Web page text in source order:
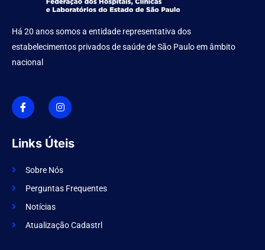
Há 20 anos somos a entidade representativa dos
estabelecimentos privados de saúde de São Paulo em âmbito
nacional
I
c
o
n
f
a
e
o
k
I
n
s
t
g
r
m
Links Úteis
Sobre Nós
Perguntas Frequentes
Notícias
Atualização Cadastrl